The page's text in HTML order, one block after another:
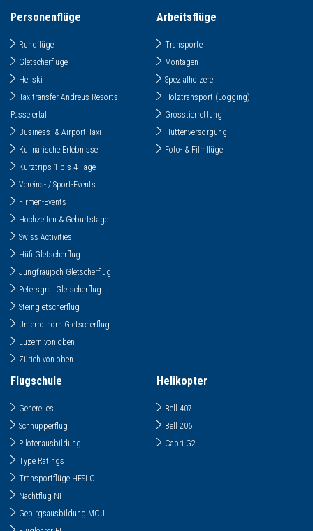
Personenflüge
Rundflüge
Gletscherflüge
Heliski
Taxitransfer Andreus Resorts
Passeiertal
Business- & Airport Taxi
Kulinarische Erlebnisse
Kurztrips 1 bis 4 Tage
Vereins- / Sport-Events
Firmen-Events
Hochzeiten & Geburtstage
Swiss Activities
Hüfi Gletscherflug
Jungfraujoch Gletscherflug
Petersgrat Gletscherflug
Steingletscherflug
Unterrothorn Gletscherflug
Luzern von oben
Zürich von oben
Arbeitsflüge
Transporte
Montagen
Spezialholzerei
Holztransport (Logging)
Grosstierrettung
Hüttenversorgung
Foto- & Filmflüge
Flugschule
Generelles
Schnupperflug
Pilotenausbildung
Type Ratings
Transportflüge HESLO
Nachtflug NIT
Gebirgsausbildung MOU
Helikopter
Bell 407
Bell 206
Cabri G2